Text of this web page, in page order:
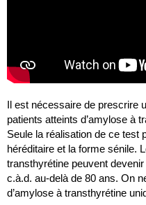
Il est nécessaire de prescrire
patients atteints d’amylose à
Seule la réalisation de ce test
héréditaire et la forme sénile.
transthyrétine peuvent
c.à.d. au-delà de 80 ans. On
d’amylose à transthyrétine